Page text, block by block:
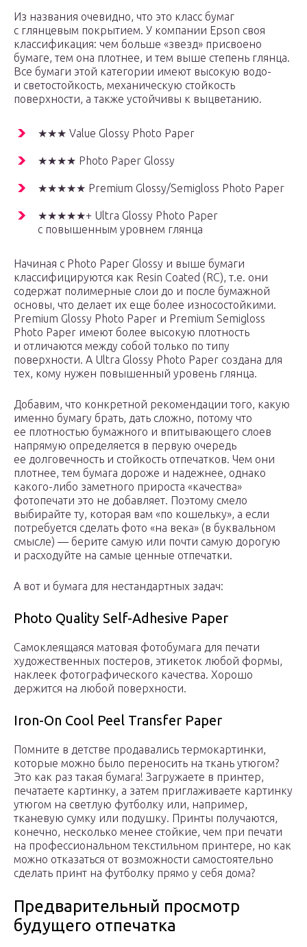
Из названия очевидно, что это класс бумаг
с глянцевым покрытием. У компании Epson своя
классификация: чем больше «звезд» присвоено
бумаге, тем она плотнее, и тем выше степень глянца.
Все бумаги этой категории имеют высокую водо-
и светостойкость, механическую стойкость
поверхности, а также устойчивы к выцветанию.
★★★ Value Glossy Photo Paper
★★★★ Photo Paper Glossy
★★★★★ Premium Glossy/Semigloss Photo Paper
★★★★★+ Ultra Glossy Photo Paper
с повышенным уровнем глянца
Начиная с Photo Paper Glossy и выше бумаги
классифицируются как Resin Coated (RC), т.е. они
содержат полимерные слои до и после бумажной
основы, что делает их еще более износостойкими.
Premium Glossy Photo Paper и Premium Semigloss
Photo Paper имеют более высокую плотность
и отличаются между собой только по типу
поверхности. А Ultra Glossy Photo Paper создана для
тех, кому нужен повышенный уровень глянца.
Добавим, что конкретной рекомендации того, какую
именно бумагу брать, дать сложно, потому что
ее плотностью бумажного и впитывающего слоев
напрямую определяется в первую очередь
ее долговечность и стойкость отпечатков. Чем они
плотнее, тем бумага дороже и надежнее, однако
какого-либо заметного прироста «качества»
фотопечати это не добавляет. Поэтому смело
выбирайте ту, которая вам «по кошельку», а если
потребуется сделать фото «на века» (в буквальном
смысле) — берите самую или почти самую дорогую
и расходуйте на самые ценные отпечатки.
А вот и бумага для нестандартных задач:
Photo Quality Self-Adhesive Paper
Самоклеящаяся матовая фотобумага для печати
художественных постеров, этикеток любой формы,
наклеек фотографического качества. Хорошо
держится на любой поверхности.
Iron-On Cool Peel Transfer Paper
Помните в детстве продавались термокартинки,
которые можно было переносить на ткань утюгом?
Это как раз такая бумага! Загружаете в принтер,
печатаете картинку, а затем приглаживаете картинку
утюгом на светлую футболку или, например,
тканевую сумку или подушку. Принты получаются,
конечно, несколько менее стойкие, чем при печати
на профессиональном текстильном принтере, но как
можно отказаться от возможности самостоятельно
сделать принт на футболку прямо у себя дома?
Предварительный просмотр
будущего отпечатка